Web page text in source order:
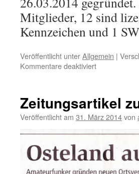
Mitglieder, 12 sind
Kennzeichen und 1
Veröffentlicht unterAllgemein |
Kommentare deaktiviertfür
Zeitungsartikel
Veröffentlicht am 31. März 2014von